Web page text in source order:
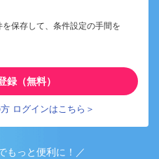
保存して、条件設定の手間を
録（無料）
ログインはこちら＞
もっと便利に！／